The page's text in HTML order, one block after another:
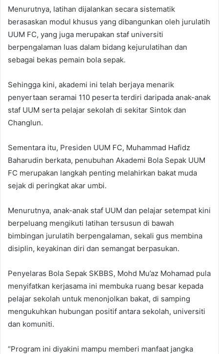
Menurutnya, latihan dijalankan secara sistematik
berasaskan modul khusus yang dibangunkan oleh jurulatih
UUM FC, yang juga merupakan staf universiti
berpengalaman luas dalam bidang kejurulatihan dan
sebagai bekas pemain bola sepak.
Sehingga kini, akademi ini telah berjaya menarik
penyertaan seramai 110 peserta terdiri daripada anak-anak
staf UUM serta pelajar sekolah di sekitar Sintok dan
Changlun.
Sementara itu, Presiden UUM FC, Muhammad Hafidz
Baharudin berkata, penubuhan Akademi Bola Sepak UUM
FC merupakan langkah penting melahirkan bakat muda
sejak di peringkat akar umbi.
Menurutnya, anak-anak staf UUM dan pelajar setempat kini
berpeluang mengikuti latihan tersusun di bawah
bimbingan jurulatih berpengalaman, sekali gus membina
disiplin, keyakinan diri dan semangat berpasukan.
Penyelaras Bola Sepak SKBBS, Mohd Mu’az Mohamad pula
menyifatkan kerjasama ini membuka ruang besar kepada
pelajar sekolah untuk menonjolkan bakat, di samping
mengukuhkan hubungan positif antara sekolah, universiti
dan komuniti.
“Program ini diyakini mampu memberi manfaat jangka